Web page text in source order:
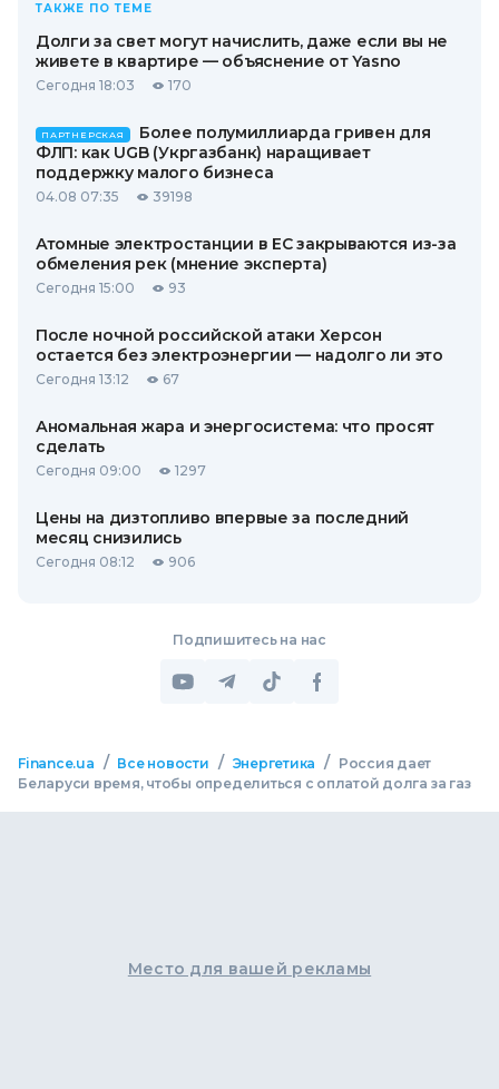
ТАКЖЕ ПО ТЕМЕ
Долги за свет могут начислить, даже если вы не
живете в квартире — объяснение от Yasno
Сегодня 18:03 170
ПАРТНЕРСКАЯ
Более полумиллиарда гривен для
ФЛП: как UGB (Укргазбанк) наращивает
поддержку малого бизнеса
04.08 07:35 39198
Атомные электростанции в ЕС закрываются из-за
обмеления рек (мнение эксперта)
Сегодня 15:00 93
После ночной российской атаки Херсон
остается без электроэнергии — надолго ли это
Сегодня 13:12 67
Аномальная жара и энергосистема: что просят
сделать
Сегодня 09:00 1297
Цены на дизтопливо впервые за последний
месяц снизились
Сегодня 08:12 906
Подпишитесь на нас
Finance.ua / Все новости / Энергетика /
Россия дает
Беларуси время, чтобы определиться с оплатой долга за газ
Место для вашей рекламы